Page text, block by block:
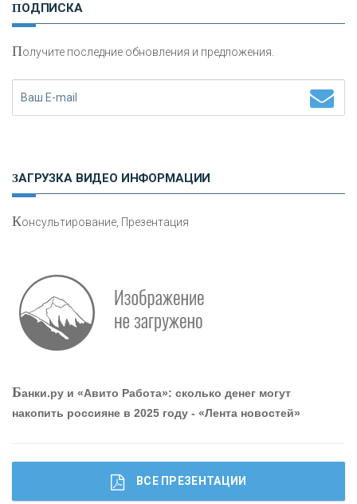
привлечь и удержать персонал - «Интервью»
сохранения и увеличения капитала
ПОДПИСКА
Получите последние обновления и предложения.
ЗАГРУЗКА ВИДЕО ИНФОРМАЦИИ
Консультирование, Презентация
Банки.ру и «Авито Работа»: сколько денег могут
накопить россияне в 2025 году - «Лента новостей»
ВСЕ ПРЕЗЕНТАЦИИ